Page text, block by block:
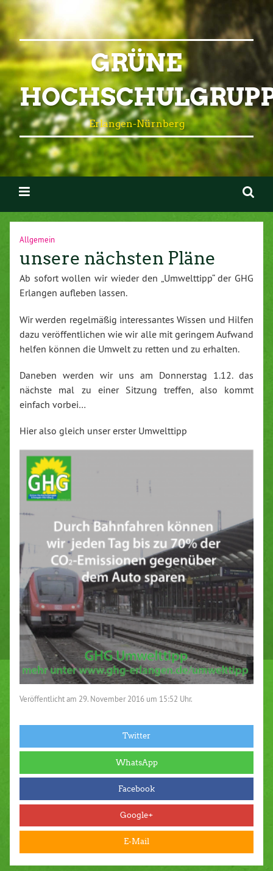
GRÜNE
Erlangen-Nürnberg
Allgemein
unsere nächsten Pläne
Ab sofort wollen wir wieder den „Umwelttipp“ der GHG
Erlangen aufleben lassen.
Wir werden regelmäßig interessantes Wissen und Hilfen
dazu veröffentlichen wie wir alle mit geringem Aufwand
helfen können die Umwelt zu retten und zu erhalten.
Daneben werden wir uns am Donnerstag 1.12. das
nächste mal zu einer Sitzung treffen, also kommt
einfach vorbei…
Hier also gleich unser erster Umwelttipp
Veröffentlicht am 29. November 2016 um 15:52 Uhr.
Twitter
WhatsApp
Facebook
Google+
E-Mail